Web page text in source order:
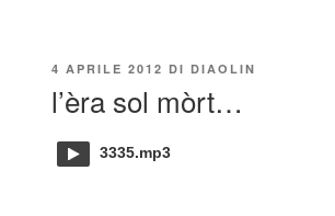
PUBBLICATO
4 APRILE 2012 DI DIAOLIN
l’èra sol mòrt…
3335.mp3